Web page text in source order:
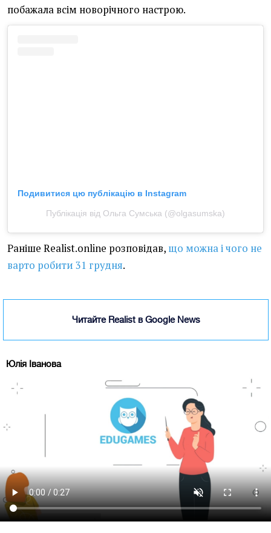
побажала всім новорічного настрою.
Подивитися цю публікацію в Instagram
Публікація від Ольга Сумська (@olgasumska)
Раніше Realist.online розповідав, що можна і чого не
варто робити 31 грудня.
Читайте Realist в Google News
Юлія Іванова